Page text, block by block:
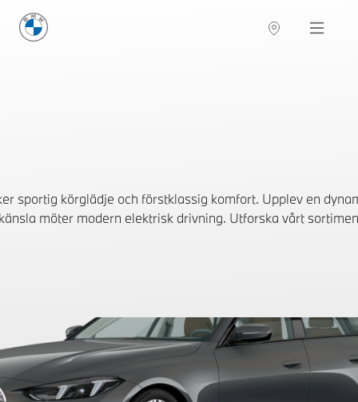
BMW Sverige Navigation
sportig körglädje och förstklassig komfort. Upplev en
möter modern elektrisk drivning. Utforska vårt